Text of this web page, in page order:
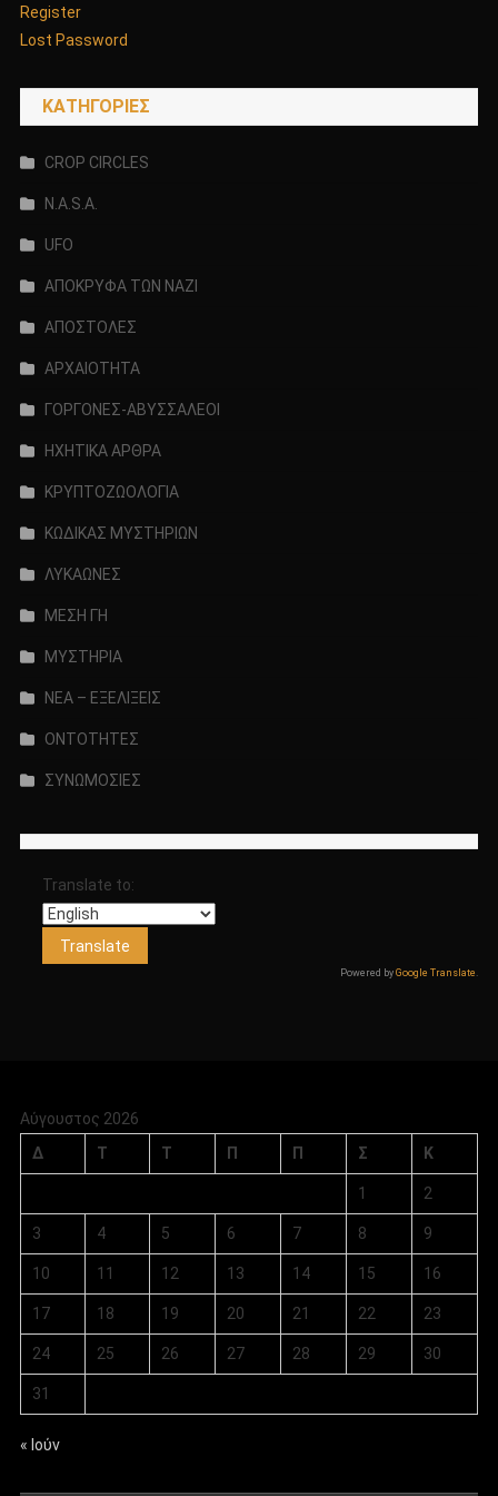
Register
Lost Password
KΑΤΗΓΟΡΊΕΣ
CROP CIRCLES
N.A.S.A.
UFO
ΑΠΟΚΡΥΦΑ ΤΩΝ ΝΑΖΙ
ΑΠΟΣΤΟΛΕΣ
ΑΡΧΑΙΟΤΗΤΑ
ΓΟΡΓΟΝΕΣ-ΑΒΥΣΣΑΛΕΟΙ
ΗΧΗΤΙΚΑ ΑΡΘΡΑ
ΚΡΥΠΤΟΖΩΟΛΟΓΙΑ
ΚΩΔΙΚΑΣ ΜΥΣΤΗΡΙΩΝ
ΛΥΚΑΩΝΕΣ
ΜΕΣΗ ΓΗ
ΜΥΣΤΗΡΙΑ
ΝΕΑ – ΕΞΕΛΙΞΕΙΣ
ΟΝΤΟΤΗΤΕΣ
ΣΥΝΩΜΟΣΙΕΣ
Translate to:
Powered byGoogle Translate .
Αύγουστος 2026
Δ
Τ Τ Π Π Σ Κ
1 2
3 4 5 6 7 8 9
10 11 12 13 14 15 16
17 18 19 20 21 22 23
24 25 26 27 28 29 30
31
« Ιούν